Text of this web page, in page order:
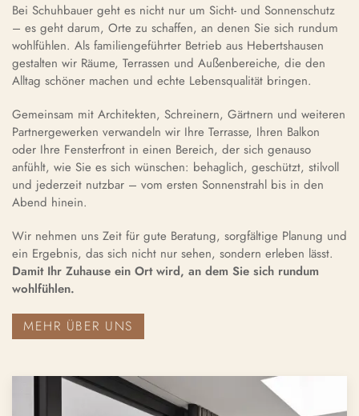
Bei Schuhbauer geht es nicht nur um Sicht- und Sonnenschutz
– es geht darum, Orte zu schaffen, an denen Sie sich rundum
wohlfühlen. Als familiengeführter Betrieb aus Hebertshausen
gestalten wir Räume, Terrassen und Außenbereiche, die den
Alltag schöner machen und echte Lebensqualität bringen.
Gemeinsam mit Architekten, Schreinern, Gärtnern und weiteren
Partnergewerken verwandeln wir Ihre Terrasse, Ihren Balkon
oder Ihre Fensterfront in einen Bereich, der sich genauso
anfühlt, wie Sie es sich wünschen: behaglich, geschützt, stilvoll
und jederzeit nutzbar – vom ersten Sonnenstrahl bis in den
Abend hinein.
Wir nehmen uns Zeit für gute Beratung, sorgfältige Planung und
ein Ergebnis, das sich nicht nur sehen, sondern erleben lässt.
Damit Ihr Zuhause ein Ort wird, an dem Sie sich rundum
wohlfühlen.
MEHR ÜBER UNS